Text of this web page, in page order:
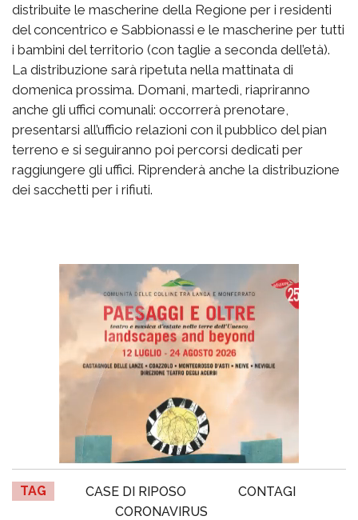
distribuite le mascherine della Regione per i residenti
del concentrico e Sabbionassi e le mascherine per tutti
i bambini del territorio (con taglie a seconda dell’età).
La distribuzione sarà ripetuta nella mattinata di
domenica prossima. Domani, martedì, riapriranno
anche gli uffici comunali: occorrerà prenotare,
presentarsi all’ufficio relazioni con il pubblico del pian
terreno e si seguiranno poi percorsi dedicati per
raggiungere gli uffici. Riprenderà anche la distribuzione
dei sacchetti per i rifiuti.
TAG CASE DI RIPOSO
CONTAGI
CORONAVIRUS